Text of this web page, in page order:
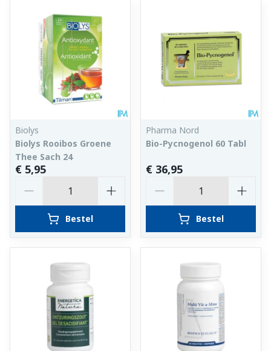
Biolys
Biolys Rooibos Groene
Thee Sach 24
€ 5,95
Bestel
Pharma Nord
Bio-Pycnogenol 60 Tabl
€ 36,95
Bestel